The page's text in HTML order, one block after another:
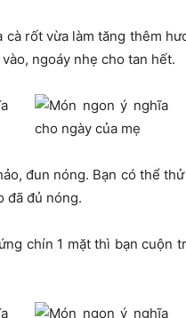
rốt vừa làm tăng thêm
ngoáy nhẹ cho tan hết.
đun nóng. Bạn có thể
đã đủ nóng.
chín 1 mặt thì bạn cuộn